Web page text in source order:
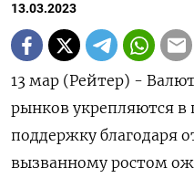
13.03.2023
13 мар (Рейтер) -
рынков укрепляются в
поддержку благодаря
вызванному ростом